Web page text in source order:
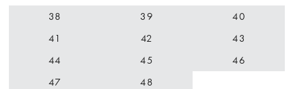
38 39
40
41
42
43
44
45
46
47
48